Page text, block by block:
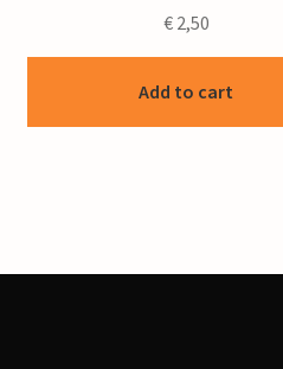
€2,50
Add to cart